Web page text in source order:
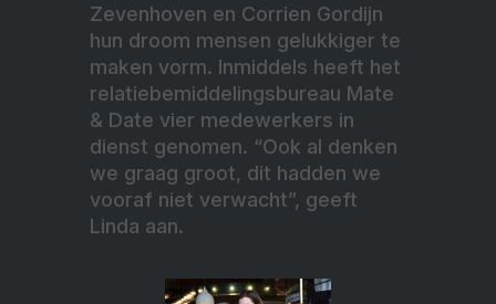
Zevenhoven en Corrien Gordijn
hun droom mensen gelukkiger te
maken vorm. Inmiddels heeft het
relatiebemiddelingsbureau Mate
& Date vier medewerkers in
dienst genomen. “Ook al denken
we graag groot, dit hadden we
vooraf niet verwacht”, geeft
Linda aan.